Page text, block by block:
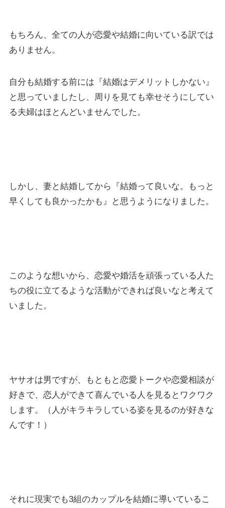
もちろん、全ての人が恋愛や結婚に向いている訳では
ありません。
自分も結婚する前には『結婚はデメリットしかない』
と思っていましたし、周りを見ても幸せそうにしてい
る夫婦はほとんどいませんでした。
しかし、妻と結婚してから『結婚って良いな。もっと
早くしても良かったかも』と思うようになりました。
このような想いから、恋愛や婚活を頑張っている人た
ちの役に立てるような活動ができれば良いなと考えて
いました。
ヤサオは男ですが、もともと恋愛トークや恋愛相談が
好きで、恋人ができて喜んでいる人を見るとワクワク
します。（人がキラキラしている姿を見るのが好きな
んです！）
それに現実でも3組のカップルを結婚に導いているこ